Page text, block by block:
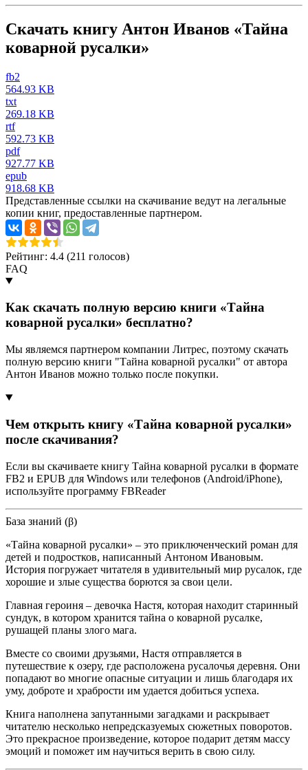
Скачать книгу Антон Иванов «Тайна
коварной русалки»
fb2
564.93 KB
txt
269.18 KB
rtf
592.73 KB
pdf
927.77 KB
epub
918.68 KB
Представленные ссылки на скачивание ведут на легальные
копии книг, предоставленные партнером.
Рейтинг: 4.4 (211 голосов)
FAQ
Как скачать полную версию книги «Тайна
коварной русалки» бесплатно?
Мы являемся партнером компании Литрес, поэтому скачать
полную версию книги "Тайна коварной русалки" от автора
Антон Иванов можно только после покупки.
Чем открыть книгу «Тайна коварной русалки»
после скачивания?
Если вы скачиваете книгу Тайна коварной русалки в формате
FB2 и EPUB для Windows или телефонов (Android/iPhone),
используйте программу FBReader
База знаний (β)
«Тайна коварной русалки» – это приключенческий роман для
детей и подростков, написанный Антоном Ивановым.
История погружает читателя в удивительный мир русалок, где
хорошие и злые существа борются за свои цели.
Главная героиня – девочка Настя, которая находит старинный
сундук, в котором хранится тайна о коварной русалке,
рушащей планы злого мага.
Вместе со своими друзьями, Настя отправляется в
путешествие к озеру, где расположена русалочья деревня. Они
попадают во многие опасные ситуации и лишь благодаря их
уму, доброте и храбрости им удается добиться успеха.
Книга наполнена запутанными загадками и раскрывает
читателю несколько непредсказуемых сюжетных поворотов.
Это прекрасное произведение, которое подарит детям массу
эмоций и поможет им научиться верить в свою силу.